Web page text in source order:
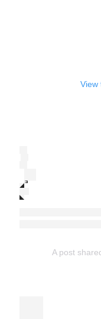
View
A post